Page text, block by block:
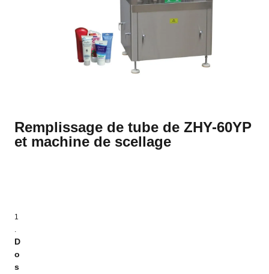
Remplissage de tube de ZHY-60YP
et machine de scellage
1
.
D
o
s